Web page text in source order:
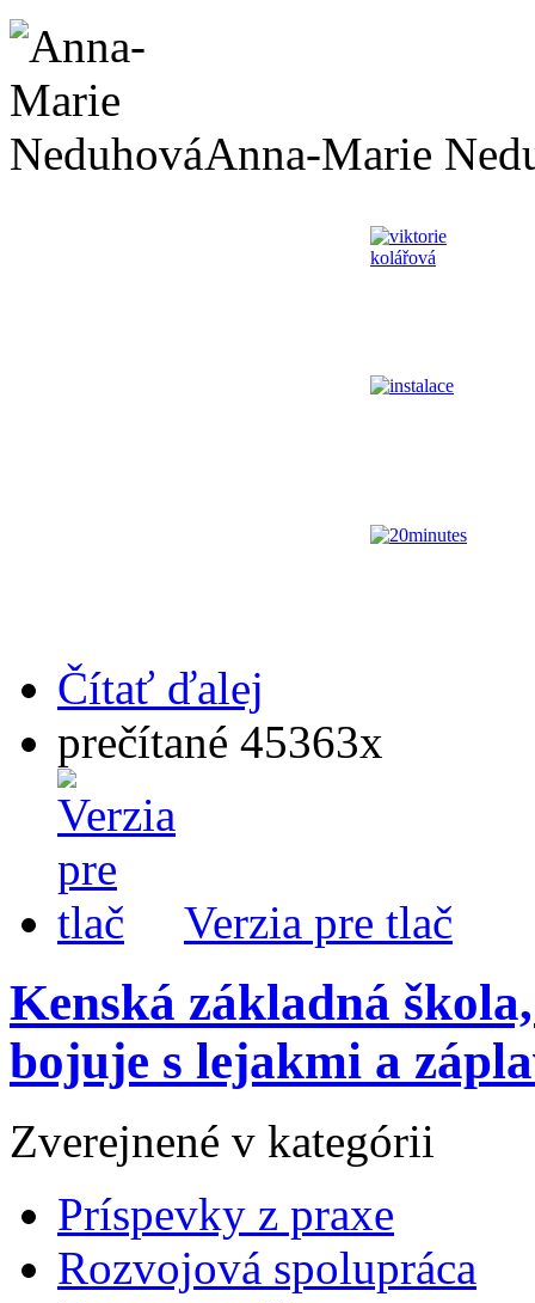
Anna-Marie
Čítať ďalej
prečítané 45363x
Verzia pre tlač
Kenská základná
bojuje s lejakmi a
Zverejnené v kategórii
Príspevky z praxe
Rozvojová spolupráca